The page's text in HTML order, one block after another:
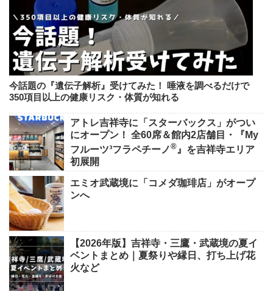
今話題の『遺伝子解析』受けてみた！ 唾液を調べるだけで
350項目以上の健康リスク・体質が知れる
アトレ吉祥寺に「スターバックス」がつい
にオープン！ 全60席＆館内2店舗目・『My
フルーツ³フラペチーノ®』を吉祥寺エリア
初展開
エミオ武蔵境に「コメダ珈琲店」がオープ
ンへ
【2026年版】吉祥寺・三鷹・武蔵境の夏イ
ベントまとめ｜夏祭りや縁日、打ち上げ花
火など